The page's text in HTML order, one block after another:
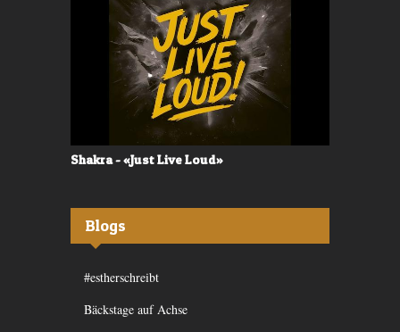
Shakra - «Just Live Loud»
Blogs
#estherschreibt
Bäckstage auf Achse